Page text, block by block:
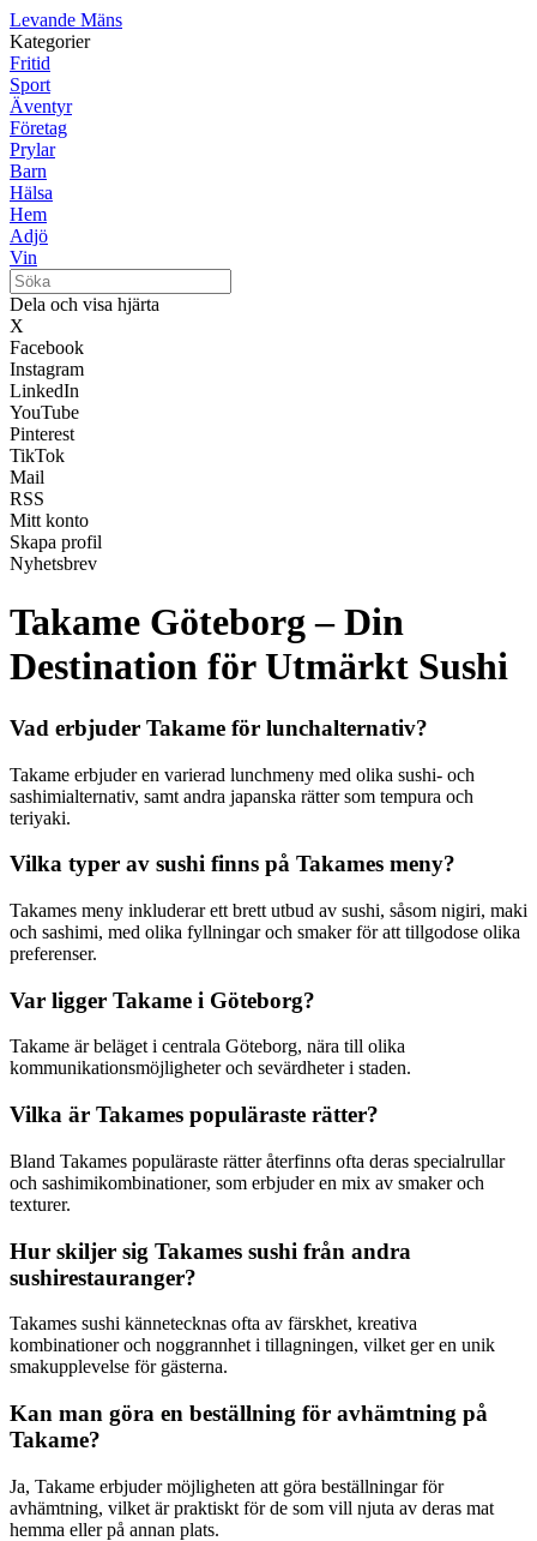
Levande Mäns
Kategorier
Fritid
Sport
Äventyr
Företag
Prylar
Barn
Hälsa
Hem
Adjö
Vin
Dela och visa hjärta
X
Facebook
Instagram
LinkedIn
YouTube
Pinterest
TikTok
Mail
RSS
Mitt konto
Skapa profil
Nyhetsbrev
Takame Göteborg – Din
Destination för Utmärkt Sushi
Vad erbjuder Takame för lunchalternativ?
Takame erbjuder en varierad lunchmeny med olika sushi- och
sashimialternativ, samt andra japanska rätter som tempura och
teriyaki.
Vilka typer av sushi finns på Takames meny?
Takames meny inkluderar ett brett utbud av sushi, såsom nigiri, maki
och sashimi, med olika fyllningar och smaker för att tillgodose olika
preferenser.
Var ligger Takame i Göteborg?
Takame är beläget i centrala Göteborg, nära till olika
kommunikationsmöjligheter och sevärdheter i staden.
Vilka är Takames populäraste rätter?
Bland Takames populäraste rätter återfinns ofta deras specialrullar
och sashimikombinationer, som erbjuder en mix av smaker och
texturer.
Hur skiljer sig Takames sushi från andra
sushirestauranger?
Takames sushi kännetecknas ofta av färskhet, kreativa
kombinationer och noggrannhet i tillagningen, vilket ger en unik
smakupplevelse för gästerna.
Kan man göra en beställning för avhämtning på
Takame?
Ja, Takame erbjuder möjligheten att göra beställningar för
avhämtning, vilket är praktiskt för de som vill njuta av deras mat
hemma eller på annan plats.